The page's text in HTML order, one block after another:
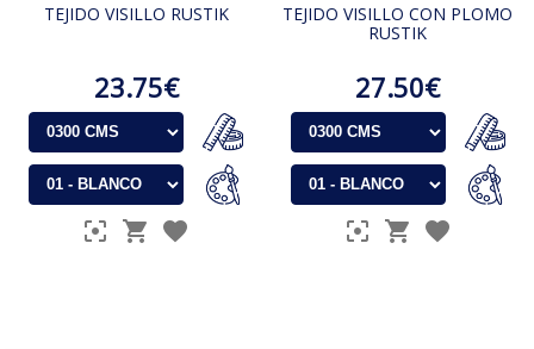
TEJIDO VISILLO RUSTIK
23.75€
TEJIDO VISILLO CON PLOMO
RUSTIK
27.50€